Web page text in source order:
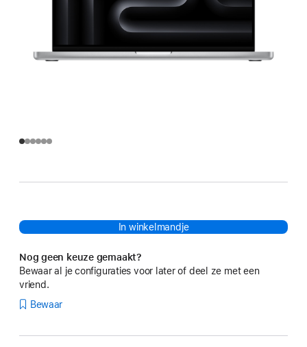
In winkelmandje
Nog geen keuze gemaakt?
Bewaar al je configuraties voor later of deel ze met een
vriend.
Bewaar